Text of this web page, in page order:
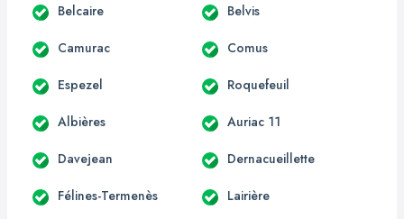
Belcaire Belvis
Camurac Comus
Espezel Roquefeuil
Albières Auriac 11
Davejean Dernacueillette
Félines-Termenès Lairière